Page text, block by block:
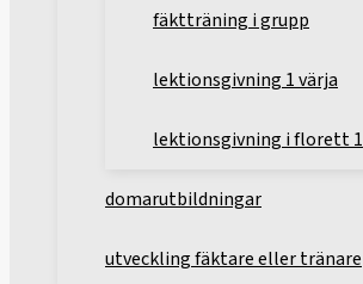
fäktträning i grupp
lektionsgivning 1 värja
lektionsgivning i florett 1
domarutbildningar
utveckling fäktare eller tränare